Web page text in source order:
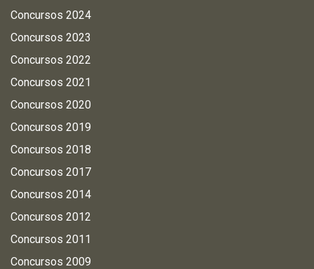
Concursos 2024
Concursos 2023
Concursos 2022
Concursos 2021
Concursos 2020
Concursos 2019
Concursos 2018
Concursos 2017
Concursos 2014
Concursos 2012
Concursos 2011
Concursos 2009